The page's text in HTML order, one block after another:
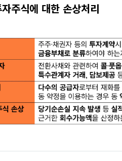
주식에 대한 손상처리